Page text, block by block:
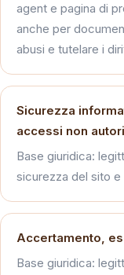
agent e pagina di
anche per
abusi e tutelare i
Sicurezza
accessi non
Base giuridica:
sicurezza del sito e
Accertamento,
Base giuridica: